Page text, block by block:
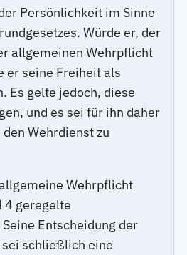
Persönlichkeit im Sinne
Würde er, der
allgemeinen Wehrpflicht
er seine Freiheit als
Es gelte jedoch, diese
und es sei für ihn daher
Wehrdienst zu
Wehrpflicht
4 geregelte
Entscheidung der
schließlich eine